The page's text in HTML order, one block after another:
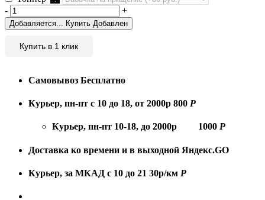
- +
Добавляется... Купить Добавлен
Купить в 1 клик
Самовывоз Бесплатно
Курьер, пн-пт с 10 до 18, от 2000р 800 Р
Курьер, пн-пт 10-18, до 2000р 1000 Р
Доставка ко времени и в выходной Яндекс.GO
Курьер, за МКАД с 10 до 21 30р/км Р